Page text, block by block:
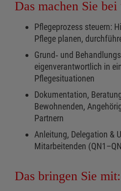
Das machen Sie bei
Pflegeprozess steuern:
Pflege planen,
Grund‑ und
eigenverantwortlich in
Pflegesituationen
Dokumentation,
Bewohnenden,
Partnern
Anleitung, Delegation &
Mitarbeitenden
Das bringen Sie mit: